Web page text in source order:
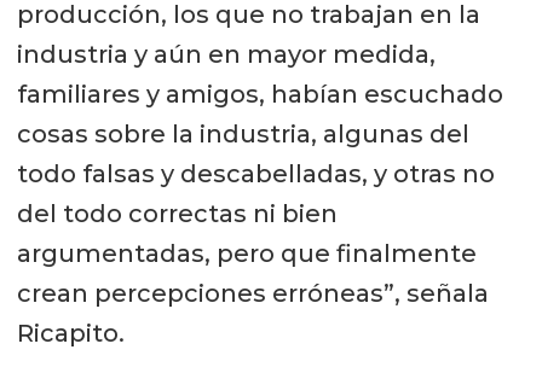
producción, los que no trabajan en la
industria y aún en mayor medida,
familiares y amigos, habían escuchado
cosas sobre la industria, algunas del
todo falsas y descabelladas, y otras no
del todo correctas ni bien
argumentadas, pero que finalmente
crean percepciones erróneas”, señala
Ricapito.